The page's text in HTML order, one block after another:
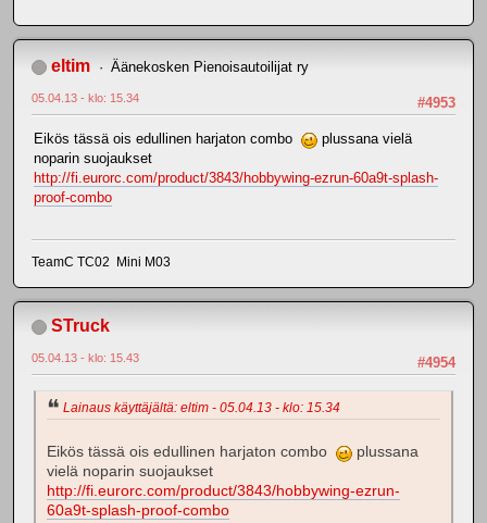
eltim Äänekosken Pienoisautoilijat ry
#4953
05.04.13 - klo: 15.34
Eikös tässä ois edullinen harjaton combo
plussana vielä
noparin suojaukset
http://fi.eurorc.com/product/3843/hobbywing-ezrun-60a9t-splash-
proof-combo
TeamC TC02 Mini M03
STruck
#4954
05.04.13 - klo: 15.43
Lainaus käyttäjältä: eltim - 05.04.13 - klo: 15.34
Eikös tässä ois edullinen harjaton combo
plussana
vielä noparin suojaukset
http://fi.eurorc.com/product/3843/hobbywing-ezrun-
60a9t-splash-proof-combo